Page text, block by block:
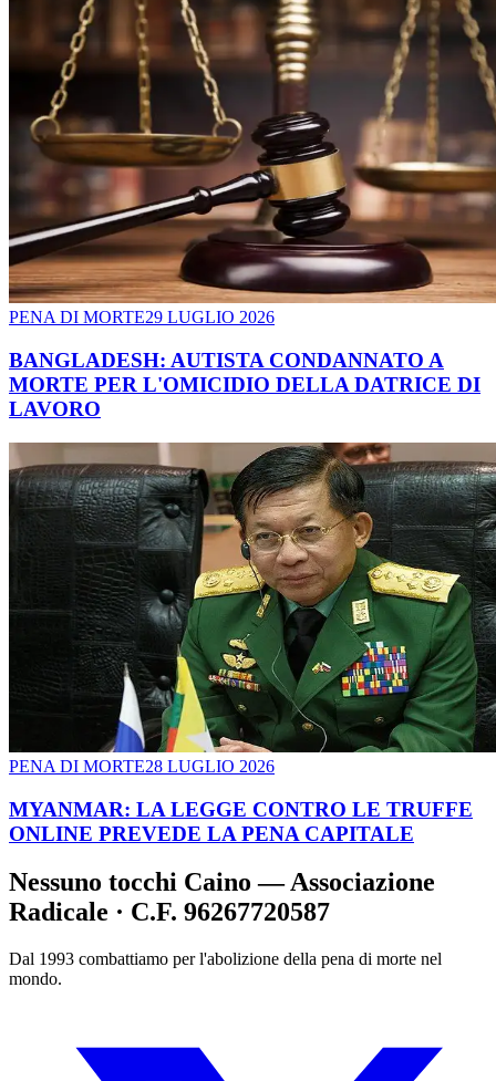
PENA DI MORTE29 LUGLIO 2026
BANGLADESH: AUTISTA CONDANNATO A
MORTE PER L'OMICIDIO DELLA DATRICE DI
LAVORO
PENA DI MORTE28 LUGLIO 2026
MYANMAR: LA LEGGE CONTRO LE TRUFFE
ONLINE PREVEDE LA PENA CAPITALE
Nessuno tocchi Caino — Associazione
Radicale · C.F. 96267720587
Dal 1993 combattiamo per l'abolizione della pena di morte nel
mondo.